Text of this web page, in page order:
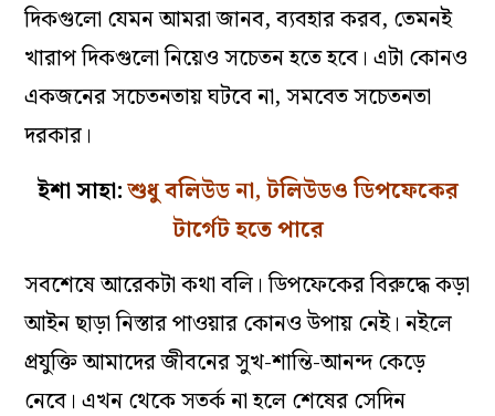
দিকগুলো যেমন আমরা জানব, ব‌্যবহার করব, তেমনই
খারাপ দিকগুলো নিয়েও সচেতন হতে হবে। এটা কোনও
একজনের সচেতনতায় ঘটবে না, সমবেত সচেতনতা
দরকার।
ইশা সাহা:শুধু বলিউড না, টলিউডও ডিপফেকের
টার্গেট হতে পারে
সবশেষে আরেকটা কথা বলি। ডিপফেকের বিরুদ্ধে কড়া
আইন ছাড়া নিস্তার পাওয়ার কোনও উপায় নেই। নইলে
প্রযুক্তি আমাদের জীবনের সুখ-শান্তি-আনন্দ কেড়ে
নেবে। এখন থেকে সতর্ক না হলে শেষের সেদিন